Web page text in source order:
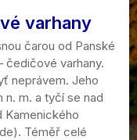
varhany
čarou od Panské
čedičové varhany.
neprávem. Jeho
m. a tyčí se nad
Kamenického
Téměř celé